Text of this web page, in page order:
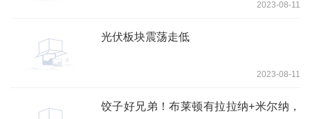
2023-08-11
光伏板块震荡走低
2023-08-11
饺子好兄弟！布莱顿有拉拉纳+米尔纳，